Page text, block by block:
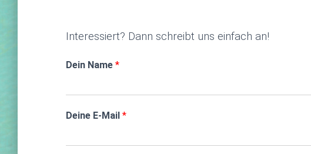
Interessiert? Dann schreibt uns einfach an!
Dein Name *
Deine E-Mail *